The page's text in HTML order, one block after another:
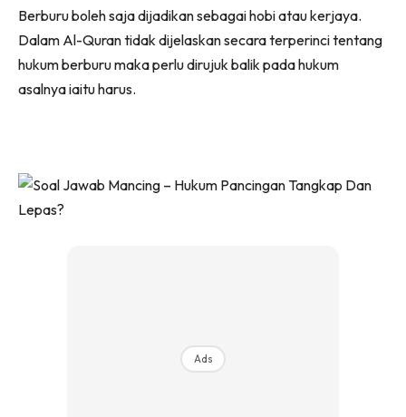
Berburu boleh saja dijadikan sebagai hobi atau kerjaya.
Dalam Al-Quran tidak dijelaskan secara terperinci tentang
hukum berburu maka perlu dirujuk balik pada hukum
asalnya iaitu harus.
Ads